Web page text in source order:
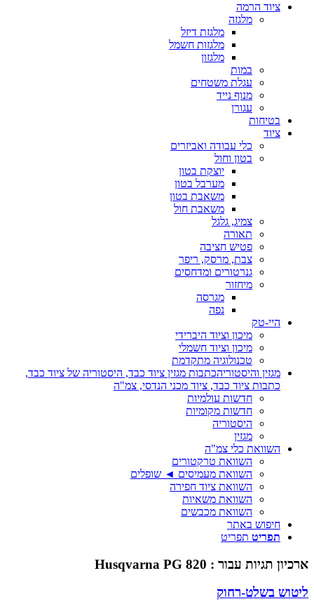
ציוד הרמה
מלגזה
מלגזת דיזל
מלגזות חשמל
מלגזון
במות
עגלת משטחים
מנוף נייד
עגורן
בטיחות
ציוד
כלי עבודה ואביזרים
בטון וחול
יוצקת בטון
מערבל בטון
משאבת בטון
משאבת חול
צמיג, גלגל
תאורה
פטיש חציבה
צבת, מרסק, ריפר
גנרטורים ומדחסים
מיחזור
מגרסה
נפה
היי-טק
מיכון וציוד היברידי
מיכון וציוד חשמלי
טכנולוגיה מתקדמת
מגזין והיסטוריהכתבות מגזין ציוד כבד, היסטוריה של ציוד כבד,
כתבות ציוד כבד, ציוד מכני הנדסי, צמ"ה
חדשות עולמיות
חדשות מקומיות
היסטוריה
מגזין
השוואת כלי צמ"ה
השוואת טרקטורים
השוואת מעמיסים ◄ שופלים
השוואת ציוד חפירה
השוואת משאיות
השוואת מכבשים
חיפוש באתר
תפריט תפריט
ארכיון תגיות עבור : Husqvarna PG 820
ליטוש בשלט-רחוק